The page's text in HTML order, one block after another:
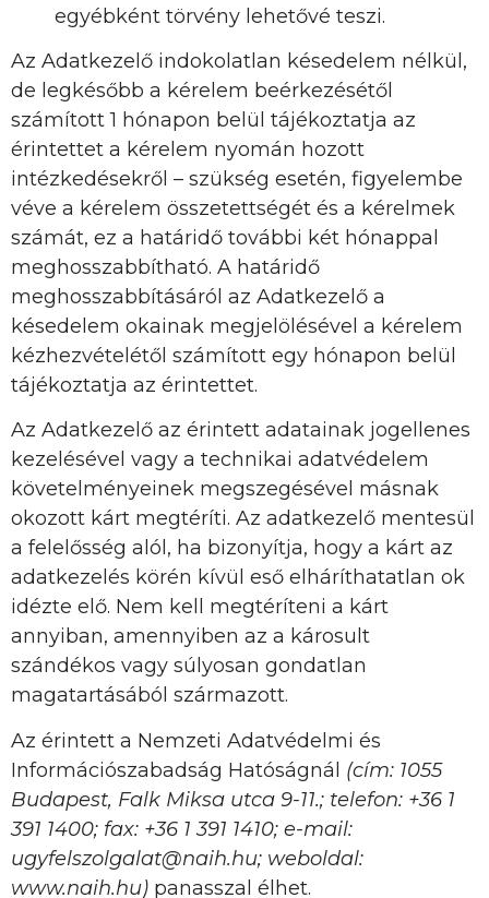
egyébként törvény lehetővé teszi.
Az Adatkezelő indokolatlan késedelem nélkül,
de legkésőbb a kérelem beérkezésétől
számított 1 hónapon belül tájékoztatja az
érintettet a kérelem nyomán hozott
intézkedésekről – szükség esetén, figyelembe
véve a kérelem összetettségét és a kérelmek
számát, ez a határidő további két hónappal
meghosszabbítható. A határidő
meghosszabbításáról az Adatkezelő a
késedelem okainak megjelölésével a kérelem
kézhezvételétől számított egy hónapon belül
tájékoztatja az érintettet.
Az Adatkezelő az érintett adatainak jogellenes
kezelésével vagy a technikai adatvédelem
követelményeinek megszegésével másnak
okozott kárt megtéríti. Az adatkezelő mentesül
a felelősség alól, ha bizonyítja, hogy a kárt az
adatkezelés körén kívül eső elháríthatatlan ok
idézte elő. Nem kell megtéríteni a kárt
annyiban, amennyiben az a károsult
szándékos vagy súlyosan gondatlan
magatartásából származott.
Az érintett a Nemzeti Adatvédelmi és
Információszabadság Hatóságnál (cím: 1055
Budapest, Falk Miksa utca 9-11.; telefon: +36 1
391 1400; fax: +36 1 391 1410; e-mail:
ugyfelszolgalat@naih.hu; weboldal:
www.naih.hu) panasszal élhet.